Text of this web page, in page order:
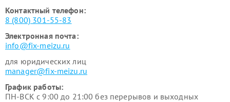
Контактный телефон:
8 (800) 301-55-83
Электронная почта:
info@fix-meizu.ru
для юридических лиц
manager@fix-meizu.ru
График работы:
ПН-ВСК с 9:00 до 21:00 без перерывов и выходных